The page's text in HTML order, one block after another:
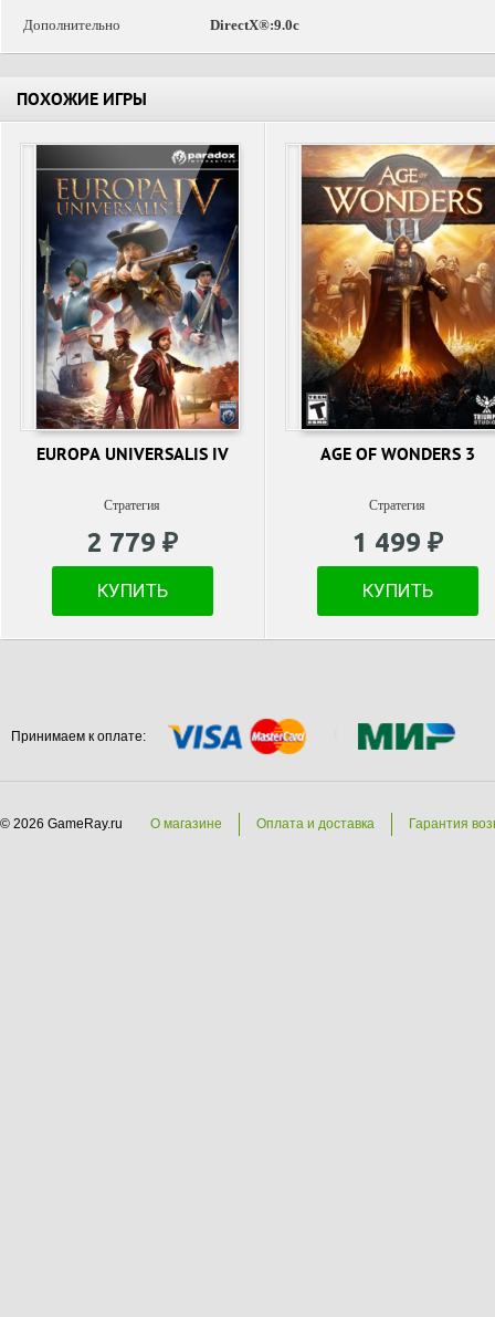
Дополнительно DirectX®:9.0c
ПОХОЖИЕ ИГРЫ
EUROPA UNIVERSALIS IV
Стратегия
2 779 ₽
КУПИТЬ
AGE OF WONDERS 3
Стратегия
1 499 ₽
КУПИТЬ
Принимаем к оплате:
© 2026 GameRay.ru О магазине Оплата и доставка Гарантия